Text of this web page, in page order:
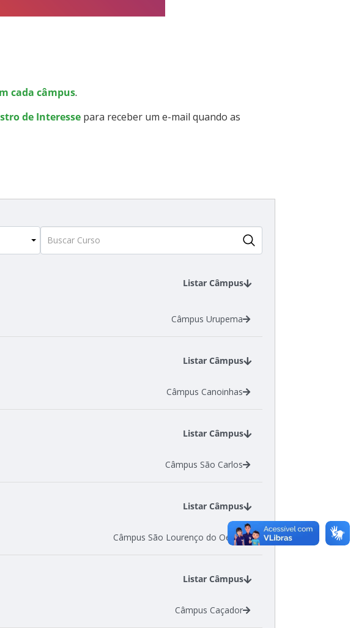
cada câmpus.
de Interessepara receber um e-mail quando as
Listar Câmpus
Câmpus Urupema
Listar Câmpus
Câmpus Canoinhas
Listar Câmpus
Câmpus São Carlos
Listar Câmpus
Câmpus São Lourenço do Oeste
Listar Câmpus
Câmpus Caçador